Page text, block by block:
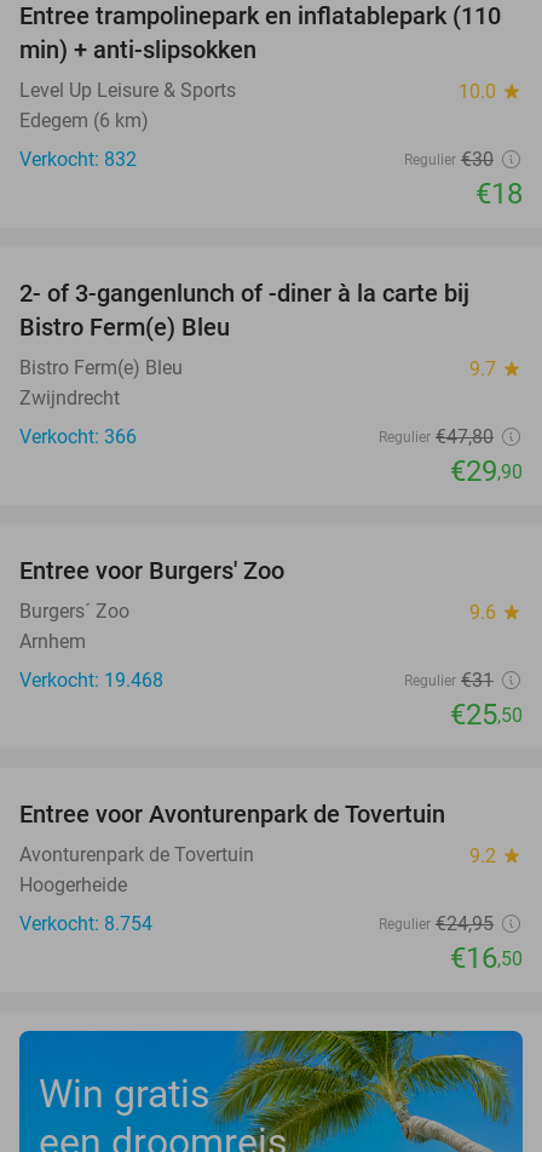
40%
Entree trampolinepark en inflatablepark (110
min) + anti-slipsokken
Level Up Leisure & Sports 10.0 star
Edegem (6 km)
Verkocht: 832
Regulier €30
€18
37%
2- of 3-gangenlunch of -diner à la carte bij
Bistro Ferm(e) Bleu
Bistro Ferm(e) Bleu 9.7 star
Zwijndrecht
Verkocht: 366
Regulier €47,80
€29,90
Entree voor Burgers' Zoo
Burgers´ Zoo 9.6 star
Arnhem
Verkocht: 19.468
Regulier €31
€25,50
Entree voor Avonturenpark de Tovertuin
Avonturenpark de Tovertuin 9.2 star
Hoogerheide
Verkocht: 8.754
Regulier €24,95
€16,50
Win gratis
een droomreis